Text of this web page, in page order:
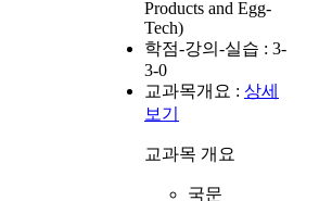
Products and Egg-
Tech)
학점-강의-실습 : 3-
3-0
교과목개요 : 상세
보기
교과목 개요
국문